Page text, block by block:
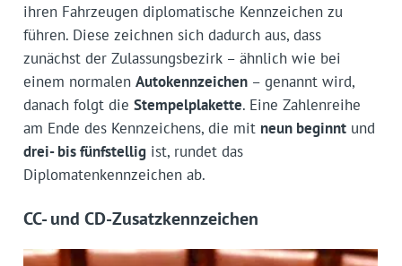
ihren Fahrzeugen diplomatische Kennzeichen zu
führen. Diese zeichnen sich dadurch aus, dass
zunächst der Zulassungsbezirk – ähnlich wie bei
einem normalen Autokennzeichen– genannt wird,
danach folgt die Stempelplakette. Eine Zahlenreihe
am Ende des Kennzeichens, die mit neun beginntund
drei- bis fünfstelligist, rundet das
Diplomatenkennzeichen ab.
CC- und CD-Zusatzkennzeichen